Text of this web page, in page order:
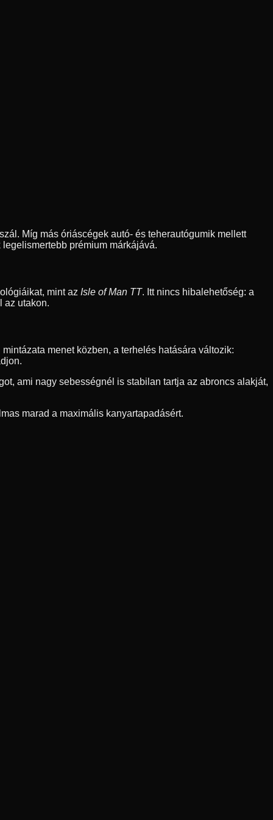
Míg más óriáscégek autó- és teherautógumik mellett
prémium márkájává.
mint az Isle of Man TT. Itt nincs hibalehetőség: a
az utakon.
menet közben, a terhelés hatására változik:
ami nagy sebességnél is stabilan tartja az abroncs alakját,
marad a maximális kanyartapadásért.